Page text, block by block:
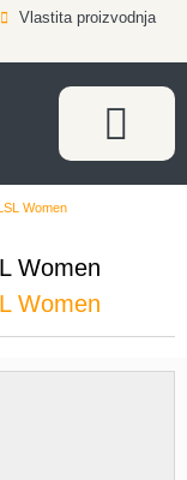
Vlastita proizvodnja
Women
Women
Women